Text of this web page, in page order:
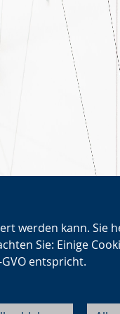
werden kann. Sie
Sie: Einige
entspricht.